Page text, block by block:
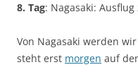
8. Tag: Nagasaki:
Von Nagasaki werden
steht erst morgen auf